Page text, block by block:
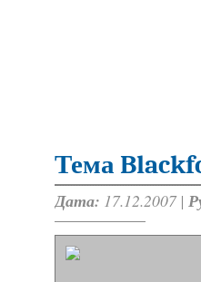
Тема
Дата: 17.12.2007 |